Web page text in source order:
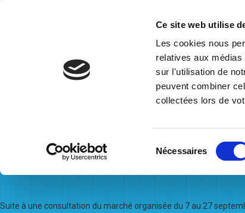
Ce site web utilise
Les cookies nous
relatives aux
sur l'utilisation de
peuvent combiner
collectées lors de
Nécessaires
Who we are Governance Operational
Monthly Archives:
Introduction d’une
Suite à une consultation du marché organisée du 7 au 27